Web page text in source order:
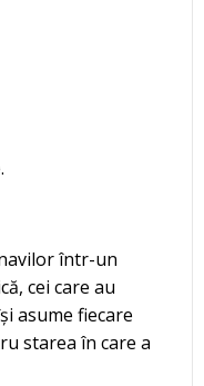
într-un
cei care au
asume fiecare
starea în care a